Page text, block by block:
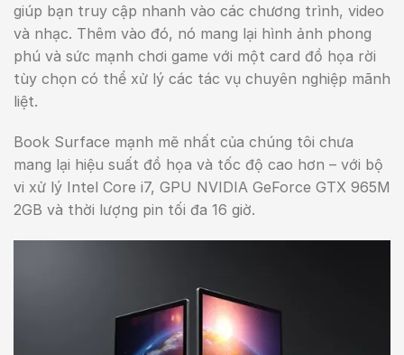
giúp bạn truy cập nhanh vào các chương trình, video
và nhạc. Thêm vào đó, nó mang lại hình ảnh phong
phú và sức mạnh chơi game với một card đồ họa rời
tùy chọn có thể xử lý các tác vụ chuyên nghiệp mãnh
liệt.
Book Surface mạnh mẽ nhất của chúng tôi chưa
mang lại hiệu suất đồ họa và tốc độ cao hơn – với bộ
vi xử lý Intel Core i7, GPU NVIDIA GeForce GTX 965M
2GB và thời lượng pin tối đa 16 giờ.